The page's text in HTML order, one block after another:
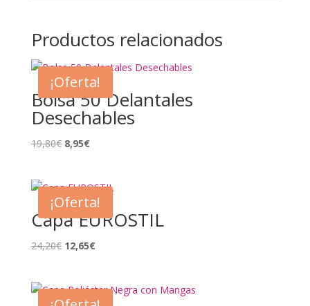
Productos relacionados
¡Oferta!
Bolsa 50 Delantales
Desechables
19,80€ El
era:
19,80€.
8,95€El
es:
8,95€.
¡Oferta!
Capa EUROSTIL
24,20€ El
era:
12,65€El
es: